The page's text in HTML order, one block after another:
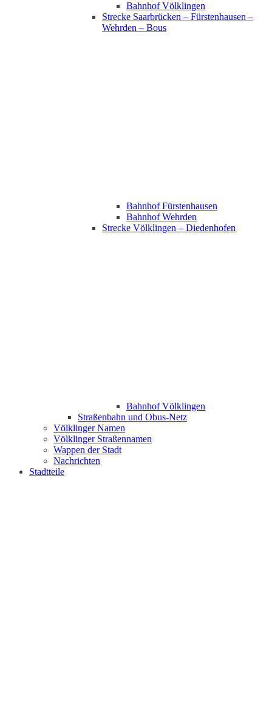
Bahnhof Völklingen
Strecke Saarbrücken – Fürstenhausen –
Wehrden – Bous
Bahnhof Fürstenhausen
Bahnhof Wehrden
Strecke Völklingen – Diedenhofen
Bahnhof Völklingen
Straßenbahn und Obus-Netz
Völklinger Namen
Völklinger Straßennamen
Wappen der Stadt
Nachrichten
Stadtteile